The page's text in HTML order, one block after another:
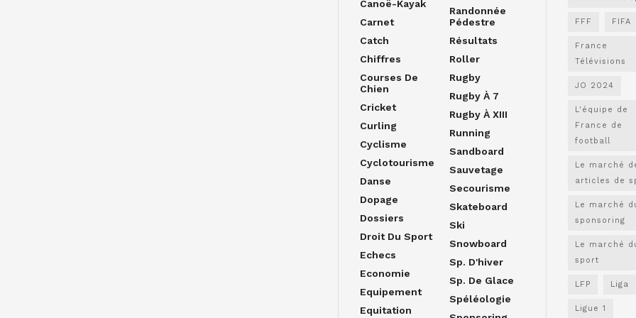
Canoë-Kayak
Carnet
Catch
Chiffres
Courses De
Chien
Cricket
Curling
Cyclisme
Cyclotourisme
Danse
Dopage
Dossiers
Droit Du Sport
Echecs
Economie
Equipement
Equitation
Randonnée
Pédestre
Résultats
Roller
Rugby
Rugby À 7
Rugby À XIII
Running
Sandboard
Sauvetage
Secourisme
Skateboard
Ski
Snowboard
Sp. D'hiver
Sp. De Glace
Spéléologie
FFF FIFA
France
Télévisions
JO 2024
L'équipe de
France de
football
Le marché
articles de
Le marché
sponsoring
Le marché
sport
LFP Liga
Ligue 1